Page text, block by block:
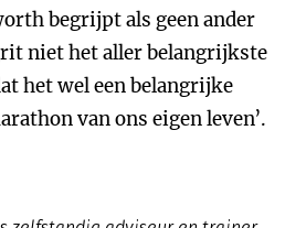
begrijpt als geen ander
niet het aller belangrijkste
het wel een belangrijke
van ons eigen leven’.